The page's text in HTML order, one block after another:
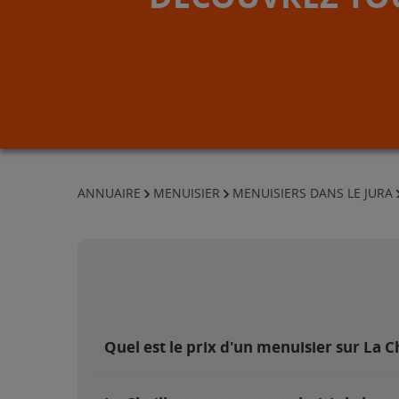
ANNUAIRE MENUISIER MENUISIERS DANS LE JURA
Quel est le prix d'un menuisier sur La